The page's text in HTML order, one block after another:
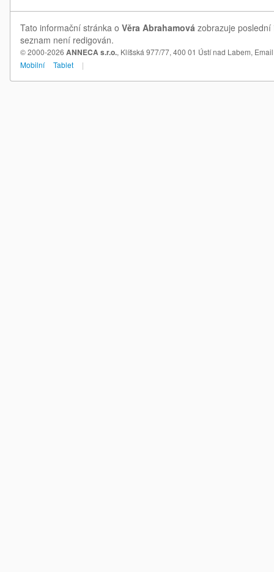
Tato informační stránka o Věra Abrahamová zobrazuje poslední
seznam není redigován.
© 2000-2026 ANNECA s.r.o., Klíšská 977/77, 400 01 Ústí nad Labem,
Mobilní
Tablet |